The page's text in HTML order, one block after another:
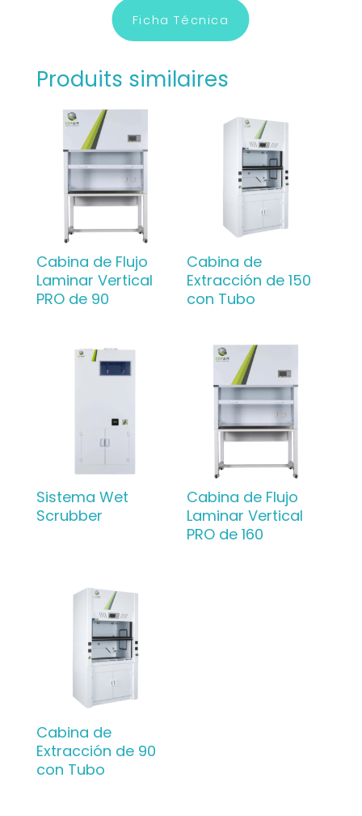
Ficha Técnica
Produits similaires
Cabina de Flujo
Laminar Vertical
PRO de 90
Cabina de
Extracción de 150
con Tubo
Sistema Wet
Scrubber
Cabina de Flujo
Laminar Vertical
PRO de 160
Cabina de
Extracción de 90
con Tubo